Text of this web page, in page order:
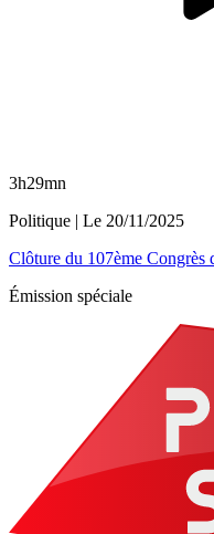
3h29mn
Politique | Le 20/11/2025
Clôture du 107ème Congrès
Émission spéciale